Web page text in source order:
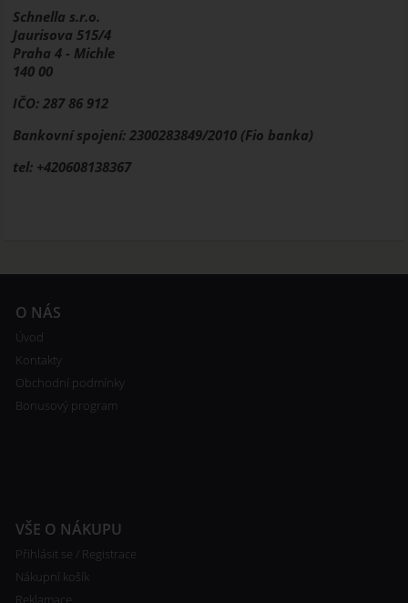
Schnella s.r.o.
Jaurisova 515/4
Praha 4 - Michle
140 00
IČO: 287 86 912
Bankovní spojení: 2300283849/2010 (Fio banka)
tel: +420608138367
O NÁS
Úvod
Kontakty
Obchodní podmínky
Bonusový program
VŠE O NÁKUPU
Přihlásit se / Registrace
Nákupní košík
Reklamace